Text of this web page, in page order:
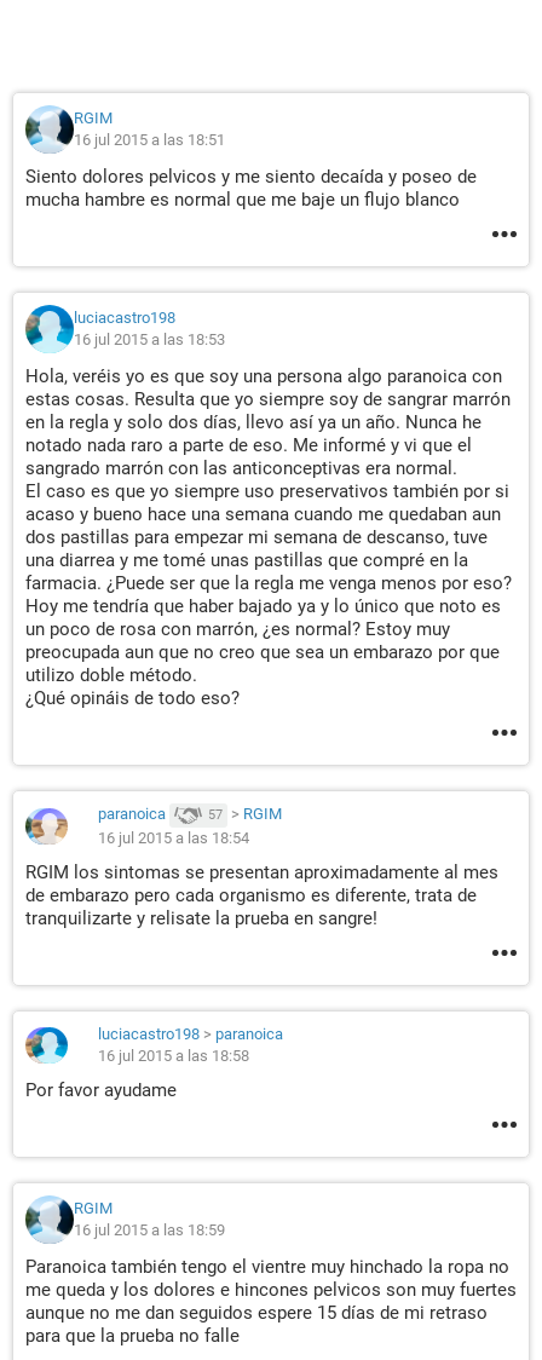
RGIM
16 jul 2015 a las 18:51
Siento dolores pelvicos y me siento decaída y poseo de
mucha hambre es normal que me baje un flujo blanco
luciacastro198
16 jul 2015 a las 18:53
Hola, veréis yo es que soy una persona algo paranoica con
estas cosas. Resulta que yo siempre soy de sangrar marrón
en la regla y solo dos días, llevo así ya un año. Nunca he
notado nada raro a parte de eso. Me informé y vi que el
sangrado marrón con las anticonceptivas era normal.
El caso es que yo siempre uso preservativos también por si
acaso y bueno hace una semana cuando me quedaban aun
dos pastillas para empezar mi semana de descanso, tuve
una diarrea y me tomé unas pastillas que compré en la
farmacia. ¿Puede ser que la regla me venga menos por eso?
Hoy me tendría que haber bajado ya y lo único que noto es
un poco de rosa con marrón, ¿es normal? Estoy muy
preocupada aun que no creo que sea un embarazo por que
utilizo doble método.
¿Qué opináis de todo eso?
paranoica 57 > RGIM
16 jul 2015 a las 18:54
RGIM los sintomas se presentan aproximadamente al mes
de embarazo pero cada organismo es diferente, trata de
tranquilizarte y relisate la prueba en sangre!
luciacastro198 > paranoica
16 jul 2015 a las 18:58
Por favor ayudame
RGIM
16 jul 2015 a las 18:59
Paranoica también tengo el vientre muy hinchado la ropa no
me queda y los dolores e hincones pelvicos son muy fuertes
aunque no me dan seguidos espere 15 días de mi retraso
para que la prueba no falle